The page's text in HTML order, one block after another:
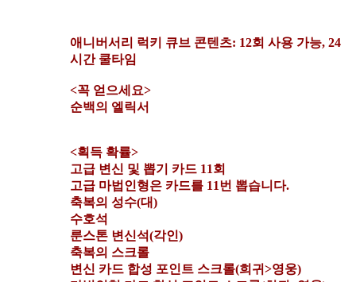
애니버서리 럭키 큐브 콘텐츠: 12회 사용 가능, 24
시간 쿨타임
<꼭 얻으세요>
순백의 엘릭서
<획득 확률>
고급 변신 및 뽑기 카드 11회
고급 마법인형은 카드를 11번 뽑습니다.
축복의 성수(대)
수호석
룬스톤 변신석(각인)
축복의 스크롤
변신 카드 합성 포인트 스크롤(희귀>영웅)